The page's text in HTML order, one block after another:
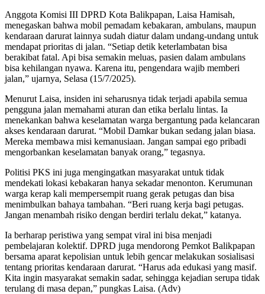
Anggota Komisi III DPRD Kota Balikpapan, Laisa Hamisah,
menegaskan bahwa mobil pemadam kebakaran, ambulans, maupun
kendaraan darurat lainnya sudah diatur dalam undang-undang untuk
mendapat prioritas di jalan. “Setiap detik keterlambatan bisa
berakibat fatal. Api bisa semakin meluas, pasien dalam ambulans
bisa kehilangan nyawa. Karena itu, pengendara wajib memberi
jalan,” ujarnya, Selasa (15/7/2025).
Menurut Laisa, insiden ini seharusnya tidak terjadi apabila semua
pengguna jalan memahami aturan dan etika berlalu lintas. Ia
menekankan bahwa keselamatan warga bergantung pada kelancaran
akses kendaraan darurat. “Mobil Damkar bukan sedang jalan biasa.
Mereka membawa misi kemanusiaan. Jangan sampai ego pribadi
mengorbankan keselamatan banyak orang,” tegasnya.
Politisi PKS ini juga mengingatkan masyarakat untuk tidak
mendekati lokasi kebakaran hanya sekadar menonton. Kerumunan
warga kerap kali mempersempit ruang gerak petugas dan bisa
menimbulkan bahaya tambahan. “Beri ruang kerja bagi petugas.
Jangan menambah risiko dengan berdiri terlalu dekat,” katanya.
Ia berharap peristiwa yang sempat viral ini bisa menjadi
pembelajaran kolektif. DPRD juga mendorong Pemkot Balikpapan
bersama aparat kepolisian untuk lebih gencar melakukan sosialisasi
tentang prioritas kendaraan darurat. “Harus ada edukasi yang masif.
Kita ingin masyarakat semakin sadar, sehingga kejadian serupa tidak
terulang di masa depan,” pungkas Laisa. (Adv)